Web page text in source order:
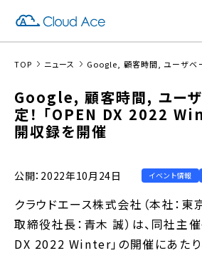
TOP ニュース
Google, 顧客時間, ユー
定！ 「OPEN DX 2022
開収録を開催
公開：2022年10月24日 イベント情報
クラウドエース株式会社（本社：
取締役社長：青木 誠）は、同社主
DX 2022 Winter」の開催にあたり